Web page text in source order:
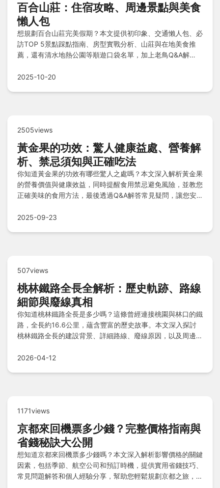
百合山莊：住宿攻略、周邊景點與美食
懶人包
想規劃百合山莊完美假期？本文提供初印象、交通懶人包、必
訪TOP 5景點踩點指南、房型實戰分析、山莊與在地美食推
薦，還有清水地熱公園等順遊口袋名單，加上老鳥Q&A解
2025-10-20
2505views
黃金果的功效：驚人健康益處、營養解
析、禁忌須知與正確吃法
你知道黃金果的功效有哪些驚人之處嗎？本文深入解析黃金果
的營養價值與健康效益，同時提醒食用禁忌避免風險，並教您
正確美味的食用方法，最後透過Q&A解答常見疑問，讓您安
2025-09-23
507views
桃林鐵路全長全解析：歷史軌跡、路線
細節與廢線真相
你知道桃林鐵路全長是多少嗎？這條曾經連接桃園與林口的鐵
路，全長約16.6公里，蘊含豐富的歷史故事。本文深入探討
桃林鐵路全長的建設背景、詳細路線、廢線原因，以及周邊景
這條被遺忘的軌道。
2026-04-12
1171views
京都來回機票多少錢？完整價格指南與
省錢秘訣大公開
想知道京都來回機票多少錢嗎？本文深入解析影響價格的關鍵
因素，包括季節、航空公司和預訂時機，提供實用省錢技巧、
常見問題解答和個人經驗分享，幫助您輕鬆規劃京都之旅，找